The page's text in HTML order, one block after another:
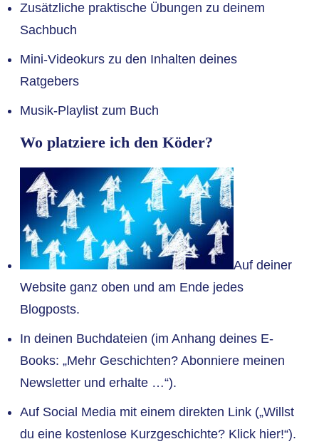
Zusätzliche praktische Übungen zu deinem
Sachbuch
Mini-Videokurs zu den Inhalten deines
Ratgebers
Musik-Playlist zum Buch
Wo platziere ich den Köder?
Auf deiner
Website ganz oben und am Ende jedes
Blogposts.
In deinen Buchdateien (im Anhang deines E-
Books: „Mehr Geschichten? Abonniere meinen
Newsletter und erhalte …“).
Auf Social Media mit einem direkten Link („Willst
du eine kostenlose Kurzgeschichte? Klick hier!“).